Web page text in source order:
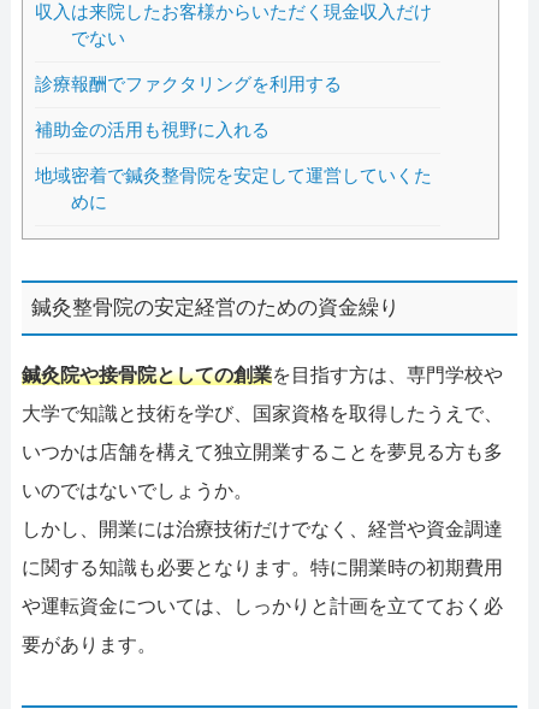
収入は来院したお客様からいただく現金収入だけ
でない
診療報酬でファクタリングを利用する
補助金の活用も視野に入れる
地域密着で鍼灸整骨院を安定して運営していくた
めに
鍼灸整骨院の安定経営のための資金繰り
鍼灸院や接骨院としての創業を目指す方は、専門学校や
大学で知識と技術を学び、国家資格を取得したうえで、
いつかは店舗を構えて独立開業することを夢見る方も多
いのではないでしょうか。
しかし、開業には治療技術だけでなく、経営や資金調達
に関する知識も必要となります。特に開業時の初期費用
や運転資金については、しっかりと計画を立てておく必
要があります。